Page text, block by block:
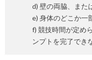
d) 壁の両脇、また
e) 身体のどこか一
f) 競技時間が定め
ンプトを完了でき